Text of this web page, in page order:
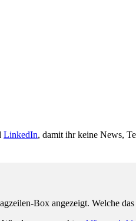
LinkedIn, damit ihr keine News,
Box angezeigt. Welche